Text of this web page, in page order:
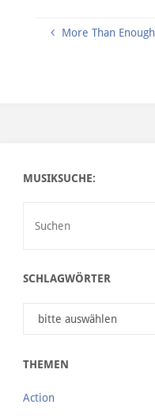
More Than Enough
MUSIKSUCHE:
SCHLAGWÖRTER
THEMEN
Action